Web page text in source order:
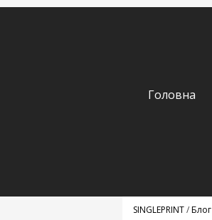
Головна
SINGLEPRINT/Блог